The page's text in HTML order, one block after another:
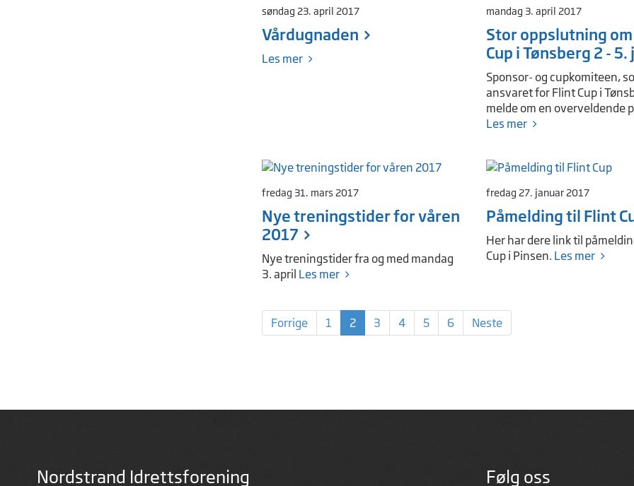
søndag 23. april 2017
Vårdugnaden
Les mer
mandag 3. april 2017
Stor oppslutning
Cup i Tønsberg 2 - 5.
Sponsor- og cupkomiteen,
ansvaret for Flint Cup i
melde om en overveldende
Les mer
fredag 31. mars 2017
Nye treningstider for våren
2017
Nye treningstider fra og med mandag
3. april Les mer
fredag 27. januar 2017
Påmelding til Flint
Her har dere link til
Cup i Pinsen. Les mer
Forrige 1 2 3 4 5 6 Neste
Nordstrand Idrettsforening Følg oss